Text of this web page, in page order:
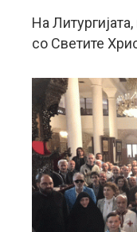
На
со Светите